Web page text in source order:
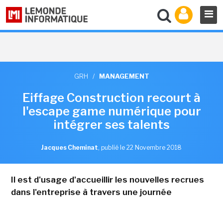
GRH / MANAGEMENT
Eiffage Construction recourt à
l'escape game numérique pour
intégrer ses talents
Jacques Cheminat, publié le 22 Novembre 2018
Il est d'usage d'accueillir les nouvelles recrues
dans l'entreprise à travers une journée